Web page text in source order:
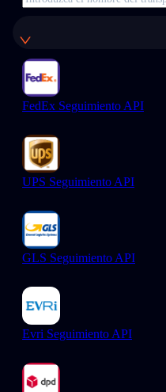
FedEx Seguimiento API
UPS Seguimiento API
GLS Seguimiento API
Evri Seguimiento API